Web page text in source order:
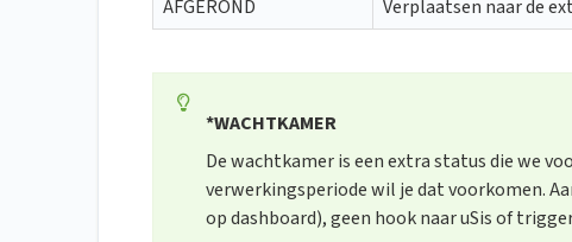
AFGEROND Verplaatsen naar de
*WACHTKAMER
De wachtkamer is een extra status die we
verwerkingsperiode wil je dat voorkomen.
op dashboard), geen hook naar uSis of